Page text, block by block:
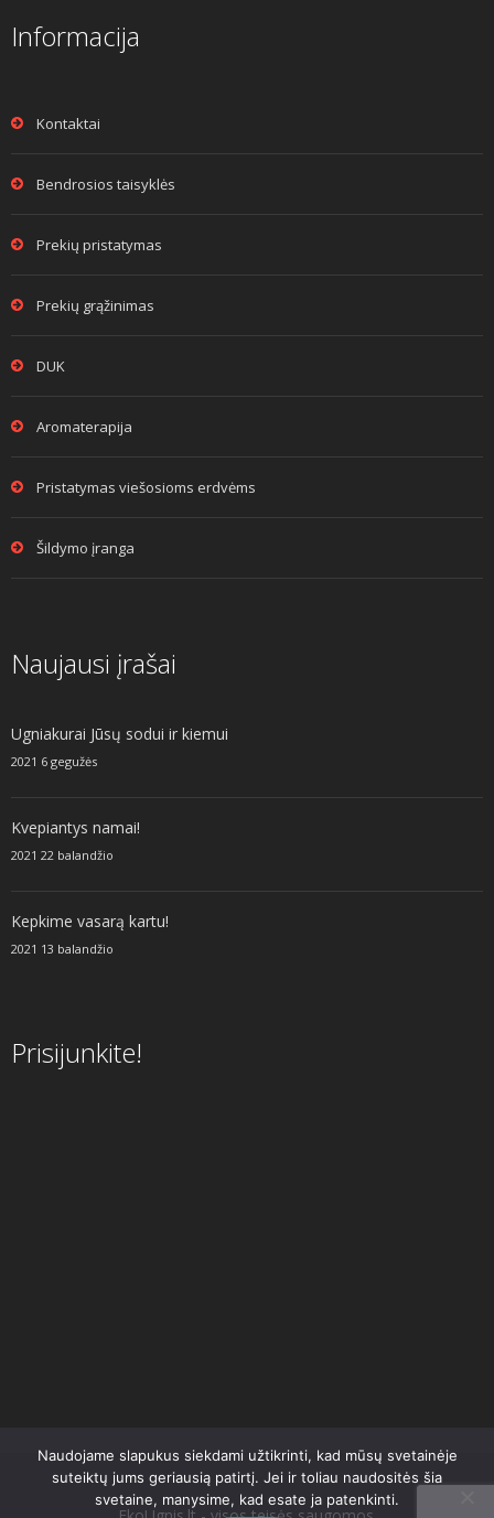
Informacija
Kontaktai
Bendrosios taisyklės
Prekių pristatymas
Prekių grąžinimas
DUK
Aromaterapija
Pristatymas viešosioms erdvėms
Šildymo įranga
Naujausi įrašai
Ugniakurai Jūsų sodui ir kiemui
2021 6 gegužės
Kvepiantys namai!
2021 22 balandžio
Kepkime vasarą kartu!
2021 13 balandžio
Prisijunkite!
Naudojame slapukus siekdami užtikrinti, kad mūsų svetainėje
suteiktų jums geriausią patirtį. Jei ir toliau naudositės šia
svetaine, manysime, kad esate ja patenkinti.